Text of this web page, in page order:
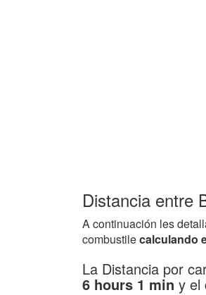
Distancia entre
A continuación les
combustilecalculando
La Distancia por
6 hours 1 min y el